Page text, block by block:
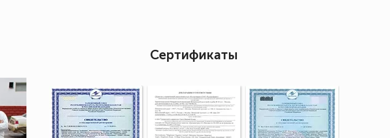
Сертификаты